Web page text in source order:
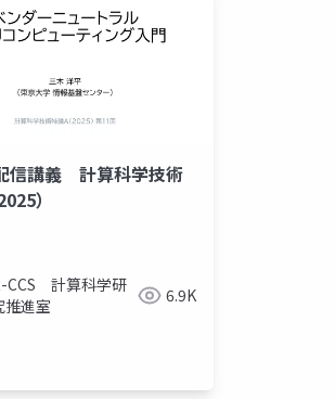
）
CCS 計算科学研
推進室
6.9K